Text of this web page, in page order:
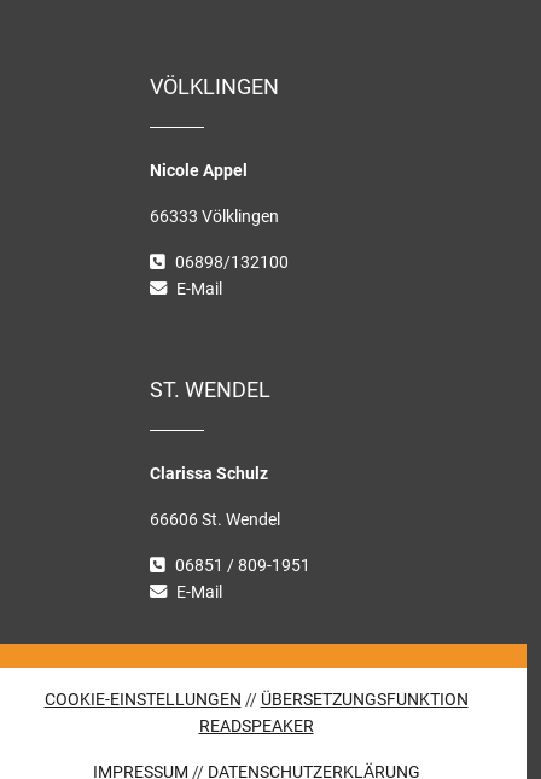
VÖLKLINGEN
Nicole Appel
66333 Völklingen
06898/132100
E-Mail
ST. WENDEL
Clarissa Schulz
66606 St. Wendel
06851 / 809-1951
E-Mail
COOKIE-EINSTELLUNGEN // ÜBERSETZUNGSFUNKTION
READSPEAKER
IMPRESSUM // DATENSCHUTZERKLÄRUNG